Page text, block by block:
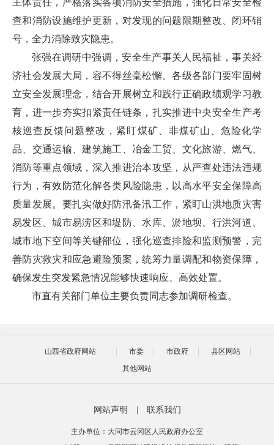
主体责任，严格落实各项消防安全措施，强化日常安全检
查和消防设施维护更新，对发现的问题限期整改、闭环销
号，全力消除致灾隐患。
张强在调研中强调，安全生产事关人民福祉，事关经
济社会发展大局，容不得丝毫松懈。各级各部门要牢固树
立安全发展理念，结合开展树立和践行正确政绩观学习教
育，进一步夯实扣紧责任链条，扎实推进中央安全生产考
核巡查反馈问题整改，紧盯煤矿、非煤矿山、危险化学
品、交通运输、建筑施工、冶金工贸、文化旅游、燃气、
消防等重点领域，深入推进治本攻坚，从严查处违法违规
行为，有效防范化解各类风险隐患，以高水平安全保障高
质量发展。要扎实做好防汛备汛工作，紧盯山洪地质灾害
易发区、城市易涝区和堤防、水库、淤地坝、行洪河道、
城市地下空间等关键部位，强化巡查排险和监测预警，完
善防灾救灾和应急避险预案，统筹力量调配和物资保障，
确保发生突发紧急情况能够快速响应、高效处置。
市直有关部门单位主要负责同志参加调研检查。
山西省政府网站 市委 市政府
县区网站
其他网站
网站声明 联系我们
主办单位：大同市云冈区人民政府办公室